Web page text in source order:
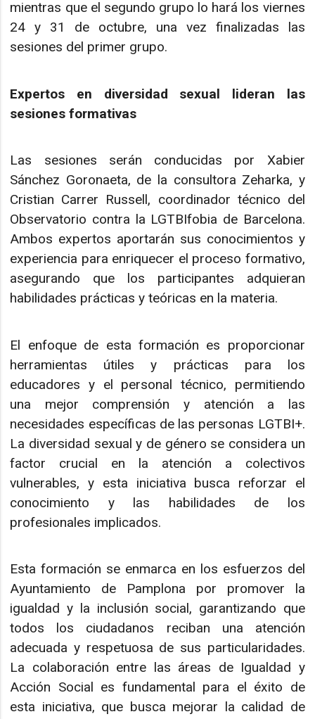
mientras que el segundo grupo lo hará los viernes
24 y 31 de octubre, una vez finalizadas las
sesiones del primer grupo.
Expertos en diversidad sexual lideran las
sesiones formativas
Las sesiones serán conducidas por Xabier
Sánchez Goronaeta, de la consultora Zeharka, y
Cristian Carrer Russell, coordinador técnico del
Observatorio contra la LGTBIfobia de Barcelona.
Ambos expertos aportarán sus conocimientos y
experiencia para enriquecer el proceso formativo,
asegurando que los participantes adquieran
habilidades prácticas y teóricas en la materia.
El enfoque de esta formación es proporcionar
herramientas útiles y prácticas para los
educadores y el personal técnico, permitiendo
una mejor comprensión y atención a las
necesidades específicas de las personas LGTBI+.
La diversidad sexual y de género se considera un
factor crucial en la atención a colectivos
vulnerables, y esta iniciativa busca reforzar el
conocimiento y las habilidades de los
profesionales implicados.
Esta formación se enmarca en los esfuerzos del
Ayuntamiento de Pamplona por promover la
igualdad y la inclusión social, garantizando que
todos los ciudadanos reciban una atención
adecuada y respetuosa de sus particularidades.
La colaboración entre las áreas de Igualdad y
Acción Social es fundamental para el éxito de
esta iniciativa, que busca mejorar la calidad de